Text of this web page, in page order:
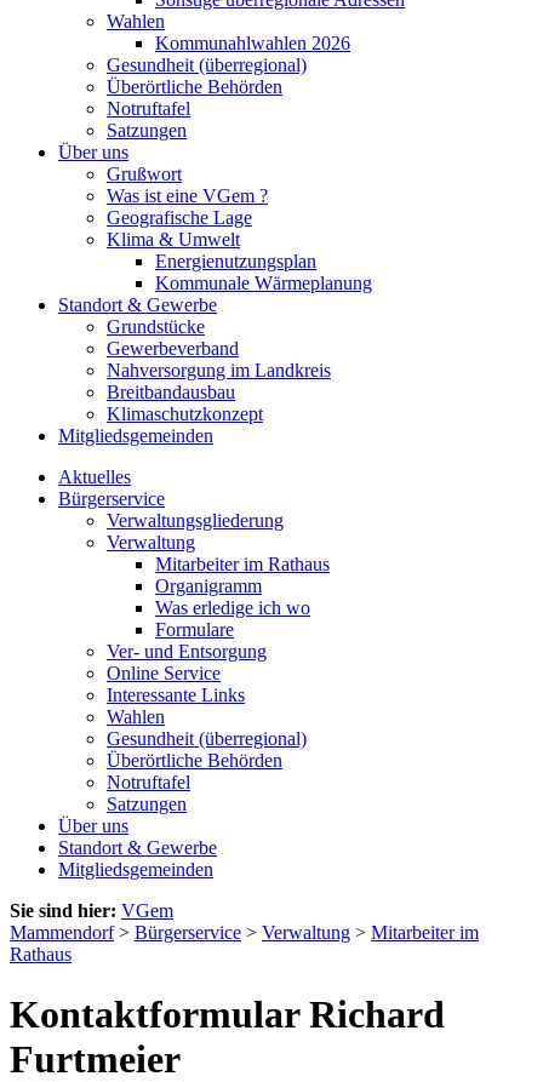
Wahlen
Kommunahlwahlen 2026
Gesundheit (überregional)
Überörtliche Behörden
Notruftafel
Satzungen
Über uns
Grußwort
Was ist eine VGem ?
Geografische Lage
Klima & Umwelt
Energienutzungsplan
Kommunale Wärmeplanung
Standort & Gewerbe
Grundstücke
Gewerbeverband
Nahversorgung im Landkreis
Breitbandausbau
Klimaschutzkonzept
Mitgliedsgemeinden
Aktuelles
Bürgerservice
Verwaltungsgliederung
Verwaltung
Mitarbeiter im Rathaus
Organigramm
Was erledige ich wo
Formulare
Ver- und Entsorgung
Online Service
Interessante Links
Wahlen
Gesundheit (überregional)
Überörtliche Behörden
Notruftafel
Satzungen
Über uns
Standort & Gewerbe
Mitgliedsgemeinden
Sie sind hier: VGem
Mammendorf> Bürgerservice > Verwaltung > Mitarbeiter im
Rathaus
Kontaktformular Richard
Furtmeier